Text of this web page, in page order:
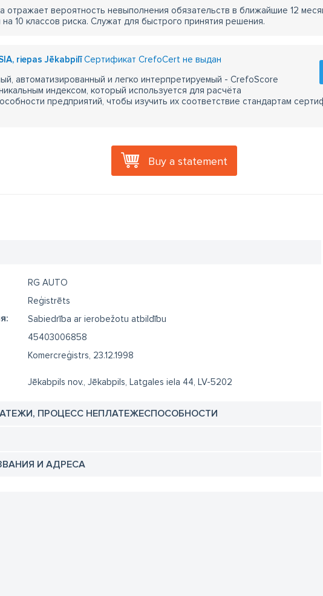
отражает вероятность невыполнения обязательств в ближайшие 12
10 классов риска. Служат для быстрого принятия решения.
riepas JēkabpilīСертификат CrefoCert не выдан
автоматизированный и легко интерпретируемый - CrefoScore
индексом, который используется для расчёта
предприятий, чтобы изучить их соответствие стандартам
Buy a statement
RG AUTO
Reģistrēts
Sabiedrība ar ierobežotu atbildību
45403006858
Komercreģistrs, 23.12.1998
Jēkabpils nov., Jēkabpils, Latgales iela 44, LV-5202
ПРОЦЕСС НЕПЛАТЕЖЕСПОСОБНОСТИ
И АДРЕСА